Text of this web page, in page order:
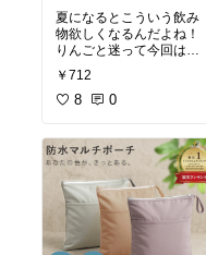
こんなLED電球もあるの
ねー
270lmの明るさ×6灯なの
でそこそこ明るくなるか
#カフェ風インテリア #購
入品
#モノトーンインテリア #
ナチュラルインテリア
#カフェ風インテリア
#買
ってよかった
夏になるとこういう飲み
物欲しくなるんだよね！
りんごと迷って今回はザ
クロに。夏のご褒美ドリ
ンク
￥712
8 0